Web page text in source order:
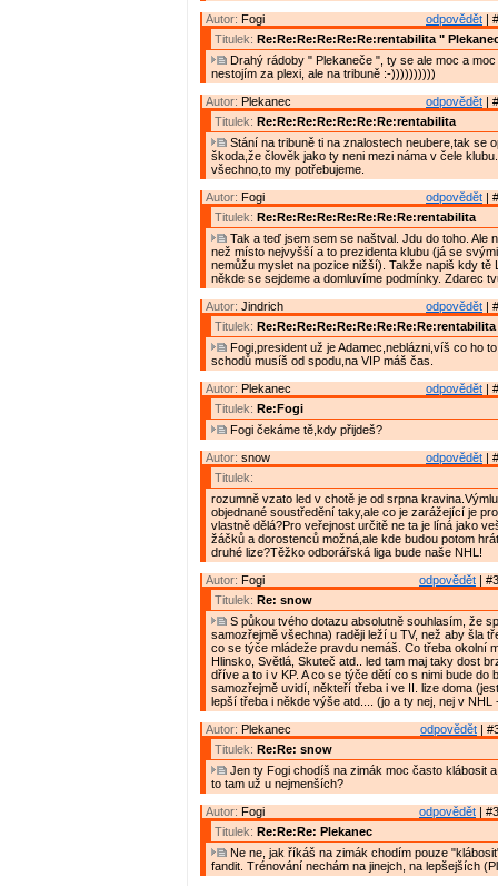
odpovědět |
Autor: Fogi
Titulek: Re:Re:Re:Re:Re:Re:rentabilita "
Drahý rádoby " Plekaneče ", ty se ale moc a moc
nestojím za plexi, ale na tribuně :-))))))))))
odpovědět |
Autor: Plekanec
Titulek: Re:Re:Re:Re:Re:Re:Re:rentabilita
Stání na tribuně ti na znalostech neubere,tak se
škoda,že člověk jako ty neni mezi náma v čele
všechno,to my potřebujeme.
odpovědět |
Autor: Fogi
Titulek: Re:Re:Re:Re:Re:Re:Re:Re:rentabilita
Tak a teď jsem sem se naštval. Jdu do toho. Ale
než místo nejvyšší a to prezidenta klubu (já se
nemůžu myslet na pozice nižší). Takže napiš kdy tě
někde se sejdeme a domluvíme podmínky. Zdarec
odpovědět |
Autor: Jindrich
Titulek: Re:Re:Re:Re:Re:Re:Re:Re:Re:rentabilita
Fogi,president už je Adamec,neblázni,víš co ho
schodů musíš od spodu,na VIP máš čas.
odpovědět |
Autor: Plekanec
Titulek: Re:Fogi
Fogi čekáme tě,kdy přijdeš?
odpovědět |
Autor: snow
Titulek:
rozumně vzato led v chotě je od srpna
objednané soustředění taky,ale co je zarážející je
vlastně dělá?Pro veřejnost určitě ne ta je líná jako
žáčků a dorostenců možná,ale kde budou potom
druhé lize?Těžko odborářská liga bude naše NHL!
odpovědět |
Autor: Fogi
Titulek: Re: snow
S půkou tvého dotazu absolutně souhlasím, že
samozřejmě všechna) raději leží u TV, než aby šla
co se týče mládeže pravdu nemáš. Co třeba okolní
Hlinsko, Světlá, Skuteč atd.. led tam maj taky dost
dříve a to i v KP. A co se týče dětí co s nimi bude do
samozřejmě uvidí, někteří třeba i ve II. lize doma
lepší třeba i někde výše atd.... (jo a ty nej, nej v NHL
odpovědět |
Autor: Plekanec
Titulek: Re:Re: snow
Jen ty Fogi chodíš na zimák moc často klábosit
to tam už u nejmenších?
odpovědět |
Autor: Fogi
Titulek: Re:Re:Re: Plekanec
Ne ne, jak říkáš na zimák chodím pouze
fandit. Trénování nechám na jinejch, na lepšejších